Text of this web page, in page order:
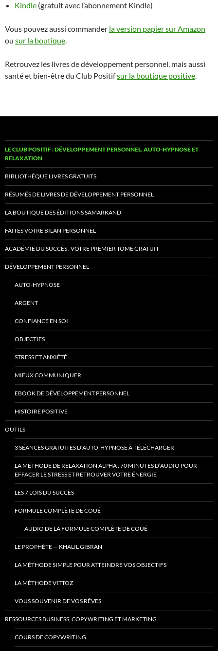
Kindle (gratuit avec l’abonnement Kindle)
Vous pouvez aussi commander la version papier sur Amazon
ou sur la boutique.
Retrouvez les livres de développement personnel, mais aussi
santé et bien-être du Club Positifsur la boutique positive.
LE CLUB POSITIF : DÉVELOPPEMENT PERSONNEL, AUTO-HYPNOSE ET
RELAXATION
BIBLIOTHÈQUE LIVRES GRATUITS
RÉSUMÉS DE LIVRES DE DÉVELOPPEMENT PERSONNEL
LA BOUTIQUE DES ÉDITIONS SAMARKAND
FAITES VOTRE BILAN PERSONNEL
ACADÉMIE DU SUCCÈS : VOTRE PREMIER TOME GRATUIT
DÉVELOPPEMENT PERSONNEL
AUTO-HYPNOSE
ARGENT
CONFIANCE EN SOI
OBJECTIFS
STRESS ET ANXIÉTÉ
MIEUX COMMUNIQUER
EBOOK DE DÉVELOPPEMENT PERSONNEL
HISTOIRE POSITIVE
OUTILS
3 SÉANCES GRATUITES D’AUTO-HYPNOSE À TÉLÉCHARGER
LA MÉTHODE DE RELAXATION ALPHA : 70 MINUTES D’AUDIO POUR
EFFACER LE STRESS ET RETROUVER VOTRE ÉNERGIE
LES 7 LOIS DU SUCCÈS
FORMULE COMPLÈTE DE COUÉ
AUDIO DE LA FORMULE COMPLÈTE DE COUÉ
LE PROPHÈTE — KHALIL GIBRAN
LA MÉTHODE SIMPLE POUR ATTEINDRE VOS OBJECTIFS
LA MÉTHODE VITTOZ
VOUS SOUVENIR DE VOS RÊVES
RESSOURCES BUSINESS, COPYWRITING ET MARKETING
COURS DE COPYWRITING